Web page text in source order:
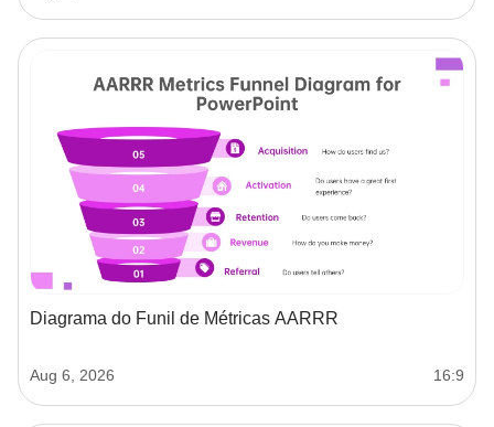
Diagrama do Funil de Métricas AARRR
Aug 6, 2026 16:9